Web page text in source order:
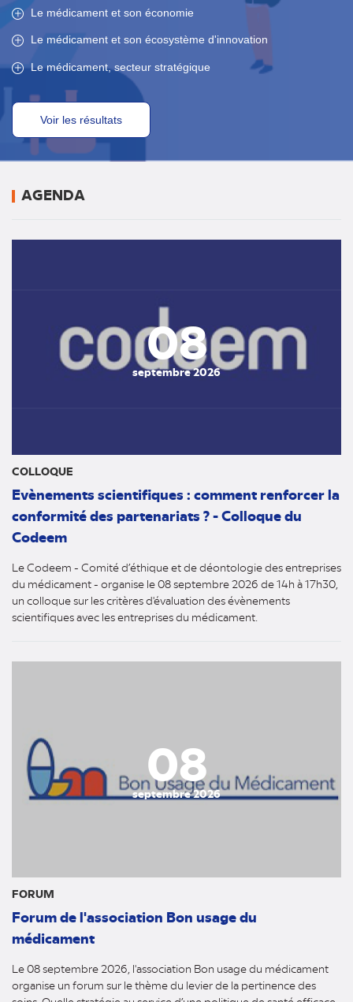
Le médicament et son économie
Le médicament et son écosystème d'innovation
Le médicament, secteur stratégique
AGENDA
08
septembre 2026
COLLOQUE
Evènements scientifiques : comment renforcer la
conformité des partenariats ? - Colloque du
Codeem
Le Codeem - Comité d’éthique et de déontologie des entreprises
du médicament - organise le 08 septembre 2026 de 14h à 17h30,
un colloque sur les critères d'évaluation des évènements
scientifiques avec les entreprises du médicament.
08
septembre 2026
FORUM
Forum de l'association Bon usage du
médicament
Le 08 septembre 2026, l'association Bon usage du médicament
organise un forum sur le thème du levier de la pertinence des